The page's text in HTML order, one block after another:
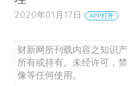
2020年01月17日 APP打开
财新网所刊载内容之知识
所有或持有。未经许可，
像等任何使用。